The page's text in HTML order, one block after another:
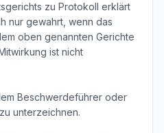
zu Protokoll erklärt
nur gewahrt, wenn das
oben genannten Gerichte
ist nicht
Beschwerdeführer oder
unterzeichnen.